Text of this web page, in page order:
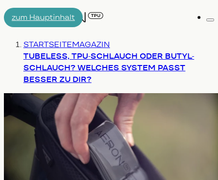
zum Hauptinhalt
AIRTUBE
ENGINEERING
Du bist hier:
STARTSEITEMAGAZIN
TUBELESS, TPU-SCHLAUCH ODER BUTYL-
SCHLAUCH? WELCHES SYSTEM PASST
BESSER ZU DIR?